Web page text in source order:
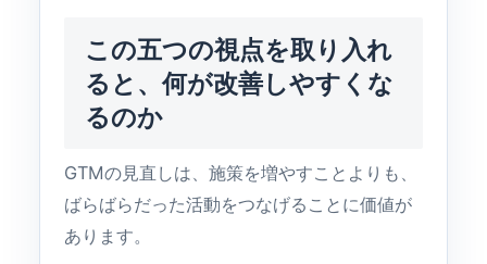
この五つの視点を取り入れ
ると、何が改善しやすくな
るのか
GTMの見直しは、施策を増やすことよりも、
ばらばらだった活動をつなげることに価値が
あります。